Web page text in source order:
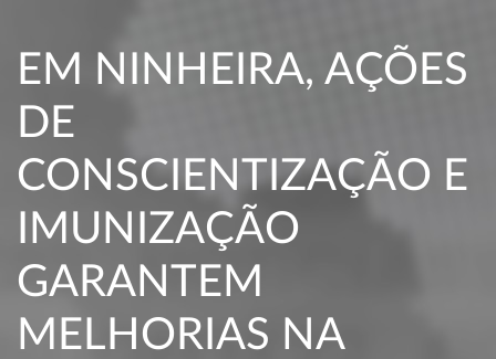
EM NINHEIRA, AÇÕES
DE
CONSCIENTIZAÇÃO E
IMUNIZAÇÃO
GARANTEM
MELHORIAS NA